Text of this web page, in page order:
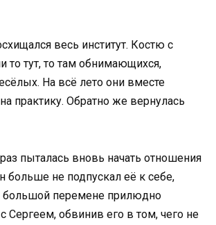
весь институт. Костю с
то тут, то там обнимающихся,
На всё лето они вместе
практику. Обратно же вернулась
пыталась вновь начать отношения
больше не подпускал её к себе,
большой перемене прилюдно
Сергеем, обвинив его в том, чего не